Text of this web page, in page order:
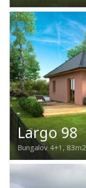
Largo 98
Bungalov 4+1, 83m2